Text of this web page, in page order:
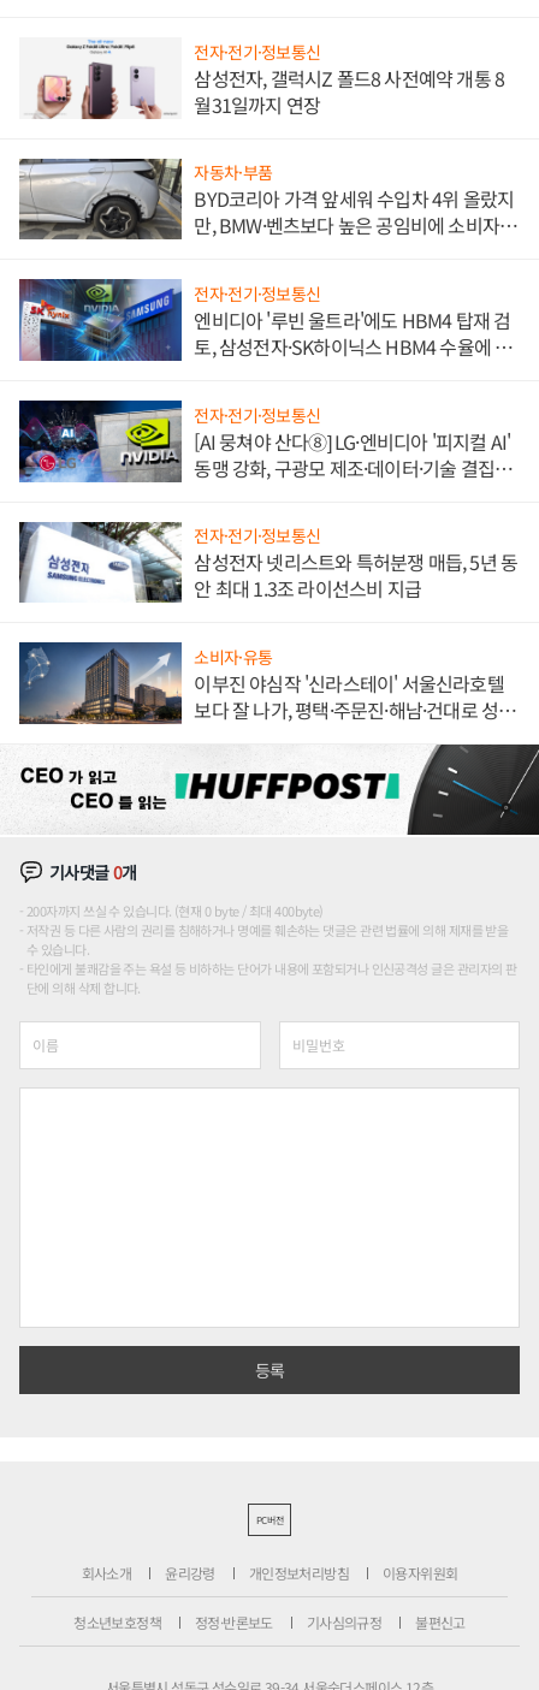
전자·전기·정보통신
삼성전자, 갤럭시Z 폴드8 사전예약 개통 8
월31일까지 연장
자동차·부품
BYD코리아 가격 앞세워 수입차 4위 올랐지
만, BMW·벤츠보다 높은 공임비에 소비자
전자·전기·정보통신
엔비디아 '루빈 울트라'에도 HBM4 탑재 검
토, 삼성전자·SK하이닉스 HBM4 수율에 주
전자·전기·정보통신
[AI 뭉쳐야 산다⑧] LG·엔비디아 '피지컬 AI'
동맹 강화, 구광모 제조·데이터·기술 결집
전자·전기·정보통신
삼성전자 넷리스트와 특허분쟁 매듭, 5년 동
안 최대 1.3조 라이선스비 지급
소비자·유통
이부진 야심작 '신라스테이' 서울신라호텔
보다 잘 나가, 평택·주문진·해남·건대로 성
기사댓글0개
200자까지 쓰실 수 있습니다. (현재 0 byte / 최대 400byte)
저작권 등 다른 사람의 권리를 침해하거나 명예를 훼손하는 댓글은 관련 법률에 의해 제재를 받을
수 있습니다.
타인에게 불쾌감을 주는 욕설 등 비하하는 단어가 내용에 포함되거나 인신공격성 글은 관리자의 판
단에 의해 삭제 합니다.
PC버전
회사소개 윤리강령 개인정보처리방침 이용자위원회
청소년보호정책 정정·반론보도 기사심의규정 불편신고